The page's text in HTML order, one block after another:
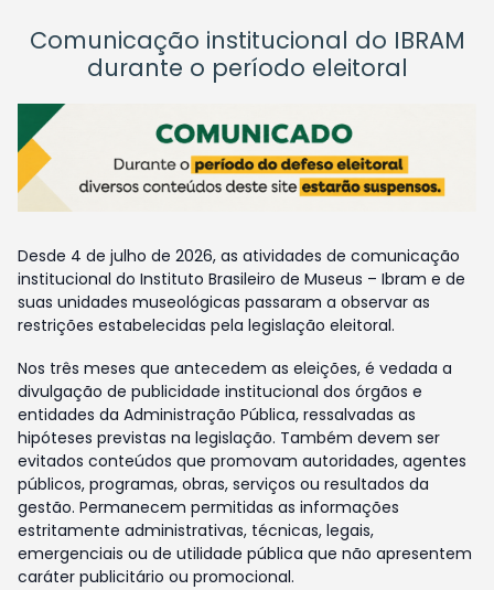
Comunicação institucional do IBRAM
durante o período eleitoral
Desde 4 de julho de 2026, as atividades de comunicação
institucional do Instituto Brasileiro de Museus – Ibram e de
suas unidades museológicas passaram a observar as
restrições estabelecidas pela legislação eleitoral.
Nos três meses que antecedem as eleições, é vedada a
divulgação de publicidade institucional dos órgãos e
entidades da Administração Pública, ressalvadas as
hipóteses previstas na legislação. Também devem ser
evitados conteúdos que promovam autoridades, agentes
públicos, programas, obras, serviços ou resultados da
gestão. Permanecem permitidas as informações
estritamente administrativas, técnicas, legais,
emergenciais ou de utilidade pública que não apresentem
caráter publicitário ou promocional.